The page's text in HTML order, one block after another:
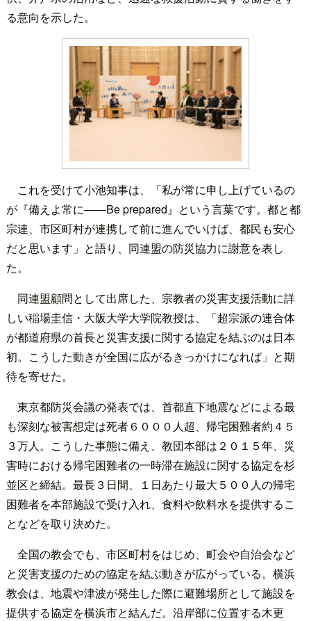
る意向を示した。
これを受けて小池知事は、「私が常に申し上げているの
が『備えよ常に――Be prepared』という言葉です。都と都
宗連、市区町村が連携して前に進んでいけば、都民も安心
だと思います」と語り、同連盟の防災協力に謝意を表し
た。
同連盟顧問として出席した、宗教者の災害支援活動に詳
しい稲場圭信・大阪大学大学院教授は、「超宗派の連合体
が都道府県の首長と災害支援に関する協定を結ぶのは日本
初。こうした動きが全国に広がるきっかけになれば」と期
待を寄せた。
東京都防災会議の発表では、首都直下地震などによる最
も深刻な被害想定は死者６０００人超、帰宅困難者約４５
３万人。こうした事態に備え、教団本部は２０１５年、災
害時における帰宅困難者の一時滞在施設に関する協定を杉
並区と締結。最長３日間、１日あたり最大５００人の帰宅
困難者を本部施設で受け入れ、食料や飲料水を提供するこ
となどを取り決めた。
全国の教会でも、市区町村をはじめ、町会や自治会など
と災害支援のための協定を結ぶ動きが広がっている。横浜
教会は、地震や津波が発生した際に避難場所として施設を
提供する協定を横浜市と結んだ。沿岸部に位置する木更